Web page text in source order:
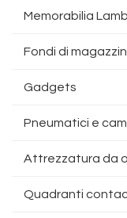
Memorabilia
Fondi di
Gadgets
Pneumatici e
Attrezzatura da
Quadranti